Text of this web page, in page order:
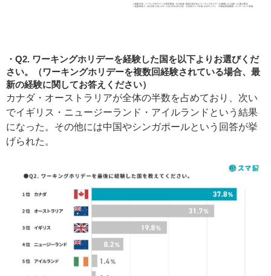
Q2. ワーキングホリデーを経験した国を以下よりお選びくだ
さい。（ワーキングホリデーを複数回経験されている場合、最
新の経験に関してお答えください）
カナダ・オーストラリアが全体の半数を占めており、次い
でイギリス・ニュージーランド・アイルランドという結果
になった。その他には中国やシンガポールという回答が挙
げられた。